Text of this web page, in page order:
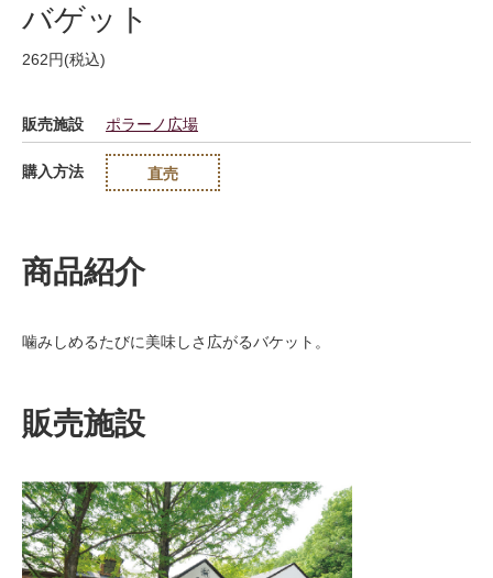
バゲット
262円(税込)
販売施設 ポラーノ広場
購入方法 直売
商品紹介
噛みしめるたびに美味しさ広がるバケット。
販売施設